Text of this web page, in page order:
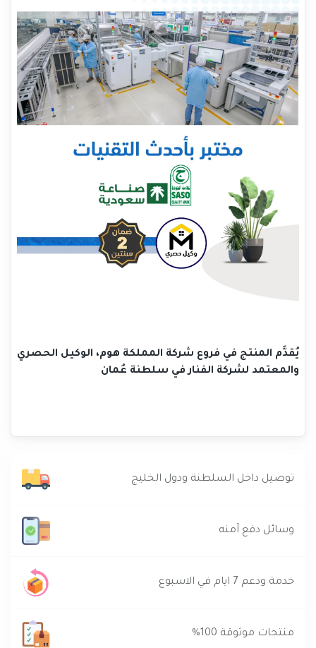
يُقدَّم المنتج في فروع شركة المملكة هوم، الوكيل الحصري
والمعتمد لشركة الفنار في سلطنة عُمان
توصيل داخل السلطنة ودول الخليج
وسائل دفع آمنه
خدمة ودعم 7 ايام في الاسبوع
منتجات موثوقة 100%